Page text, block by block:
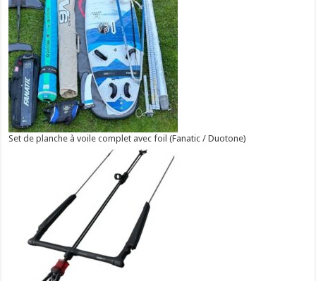
Set de planche à voile complet avec foil (Fanatic / Duotone)